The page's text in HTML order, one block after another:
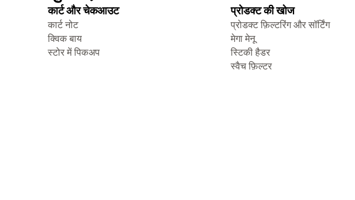
कार्ट और चेकआउट
कार्ट नोट
क्विक बाय
स्टोर में पिकअप
प्रोडक्ट की खोज
प्रोडक्ट फ़िल्टरिंग और सॉर्टिंग
मेगा मेनू
स्टिकी हैडर
स्वैच फ़िल्टर